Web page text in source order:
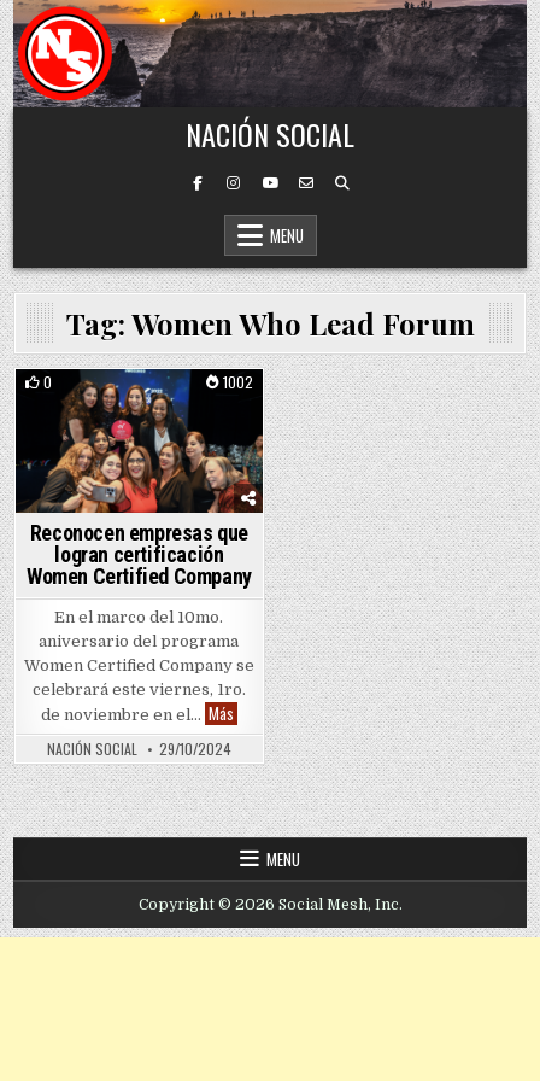
Skip to content
NACIÓN SOCIAL
MENU
Tag:Women Who Lead Forum
0 1002
Posted in
Reconocen empresas que
logran certificación
Women Certified Company
En el marco del 10mo.
aniversario del programa
Women Certified Company se
celebrará este viernes, 1ro.
de noviembre en el… MásReconocen empresas que logran certificación
NACIÓN SOCIAL 29/10/2024
MENU
Copyright © 2026 Social Mesh, Inc.